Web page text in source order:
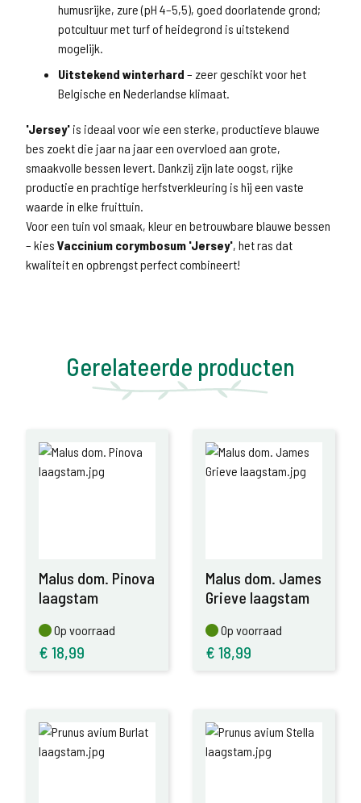
humusrijke, zure (pH 4–5,5), goed doorlatende grond;
potcultuur met turf of heidegrond is uitstekend
mogelijk.
Uitstekend winterhard – zeer geschikt voor het
Belgische en Nederlandse klimaat.
'Jersey' is ideaal voor wie een sterke, productieve blauwe
bes zoekt die jaar na jaar een overvloed aan grote,
smaakvolle bessen levert. Dankzij zijn late oogst, rijke
productie en prachtige herfstverkleuring is hij een vaste
waarde in elke fruittuin.
Voor een tuin vol smaak, kleur en betrouwbare blauwe bessen
– kies Vaccinium corymbosum 'Jersey', het ras dat
kwaliteit en opbrengst perfect combineert!
Gerelateerde producten
Malus dom. Pinova
laagstam
Op voorraad
Op voorraad
€ 18,99
Malus dom. James
Grieve laagstam
Op voorraad
Op voorraad
€ 18,99